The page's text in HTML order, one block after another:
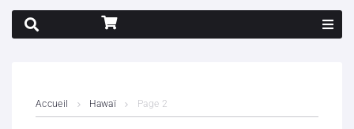
Accueil Hawaï Page 2